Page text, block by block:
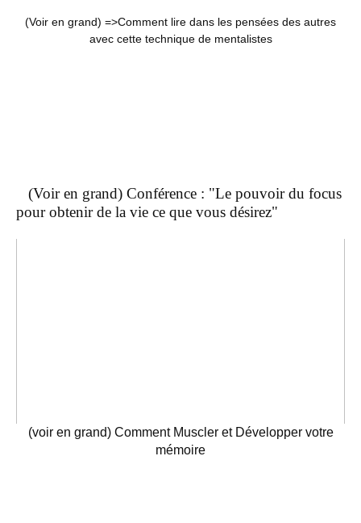
(Voir en grand) =>Comment lire dans les pensées des autres
avec cette technique de mentalistes
(Voir en grand) Conférence : "Le pouvoir du focus
pour obtenir de la vie ce que vous désirez"
(voir en grand) Comment Muscler et Développer votre
mémoire